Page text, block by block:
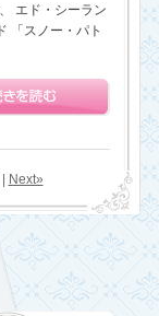
エド・シーラン
「スノー・パト
Next»